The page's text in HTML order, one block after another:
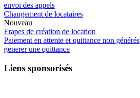
envoi des appels
Changement de locataires
Nouveau
Etapes de création de location
Paiement en attente et quittance non générés
generer une quittance
Liens sponsorisés